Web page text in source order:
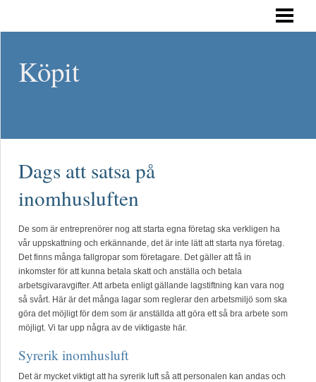
Köpit
Dags att satsa på
inomhusluften
De som är entreprenörer nog att starta egna företag ska verkligen ha
vår uppskattning och erkännande, det är inte lätt att starta nya företag.
Det finns många fallgropar som företagare. Det gäller att få in
inkomster för att kunna betala skatt och anställa och betala
arbetsgivaravgifter. Att arbeta enligt gällande lagstiftning kan vara nog
så svårt. Här är det många lagar som reglerar den arbetsmiljö som ska
göra det möjligt för dem som är anställda att göra ett så bra arbete som
möjligt. Vi tar upp några av de viktigaste här.
Syrerik inomhusluft
Det är mycket viktigt att ha syrerik luft så att personalen kan andas och